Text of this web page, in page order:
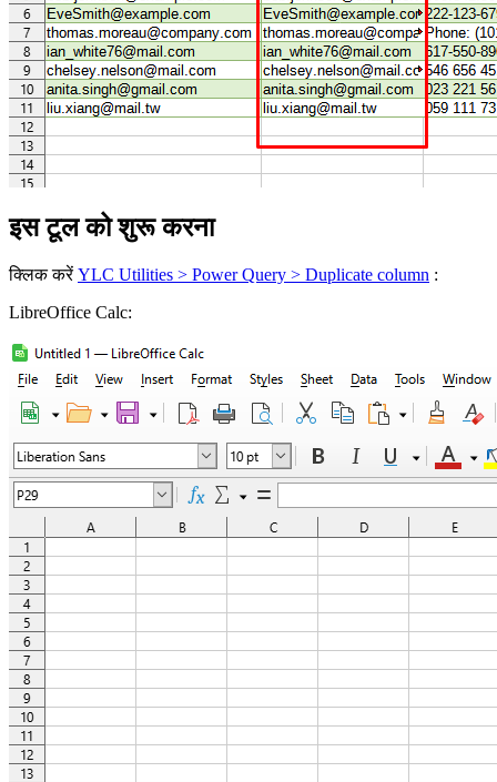
इस टूल को शुरू करना
क्लिक करेंYLC Utilities > Power Query > Duplicate column :
LibreOffice Calc: